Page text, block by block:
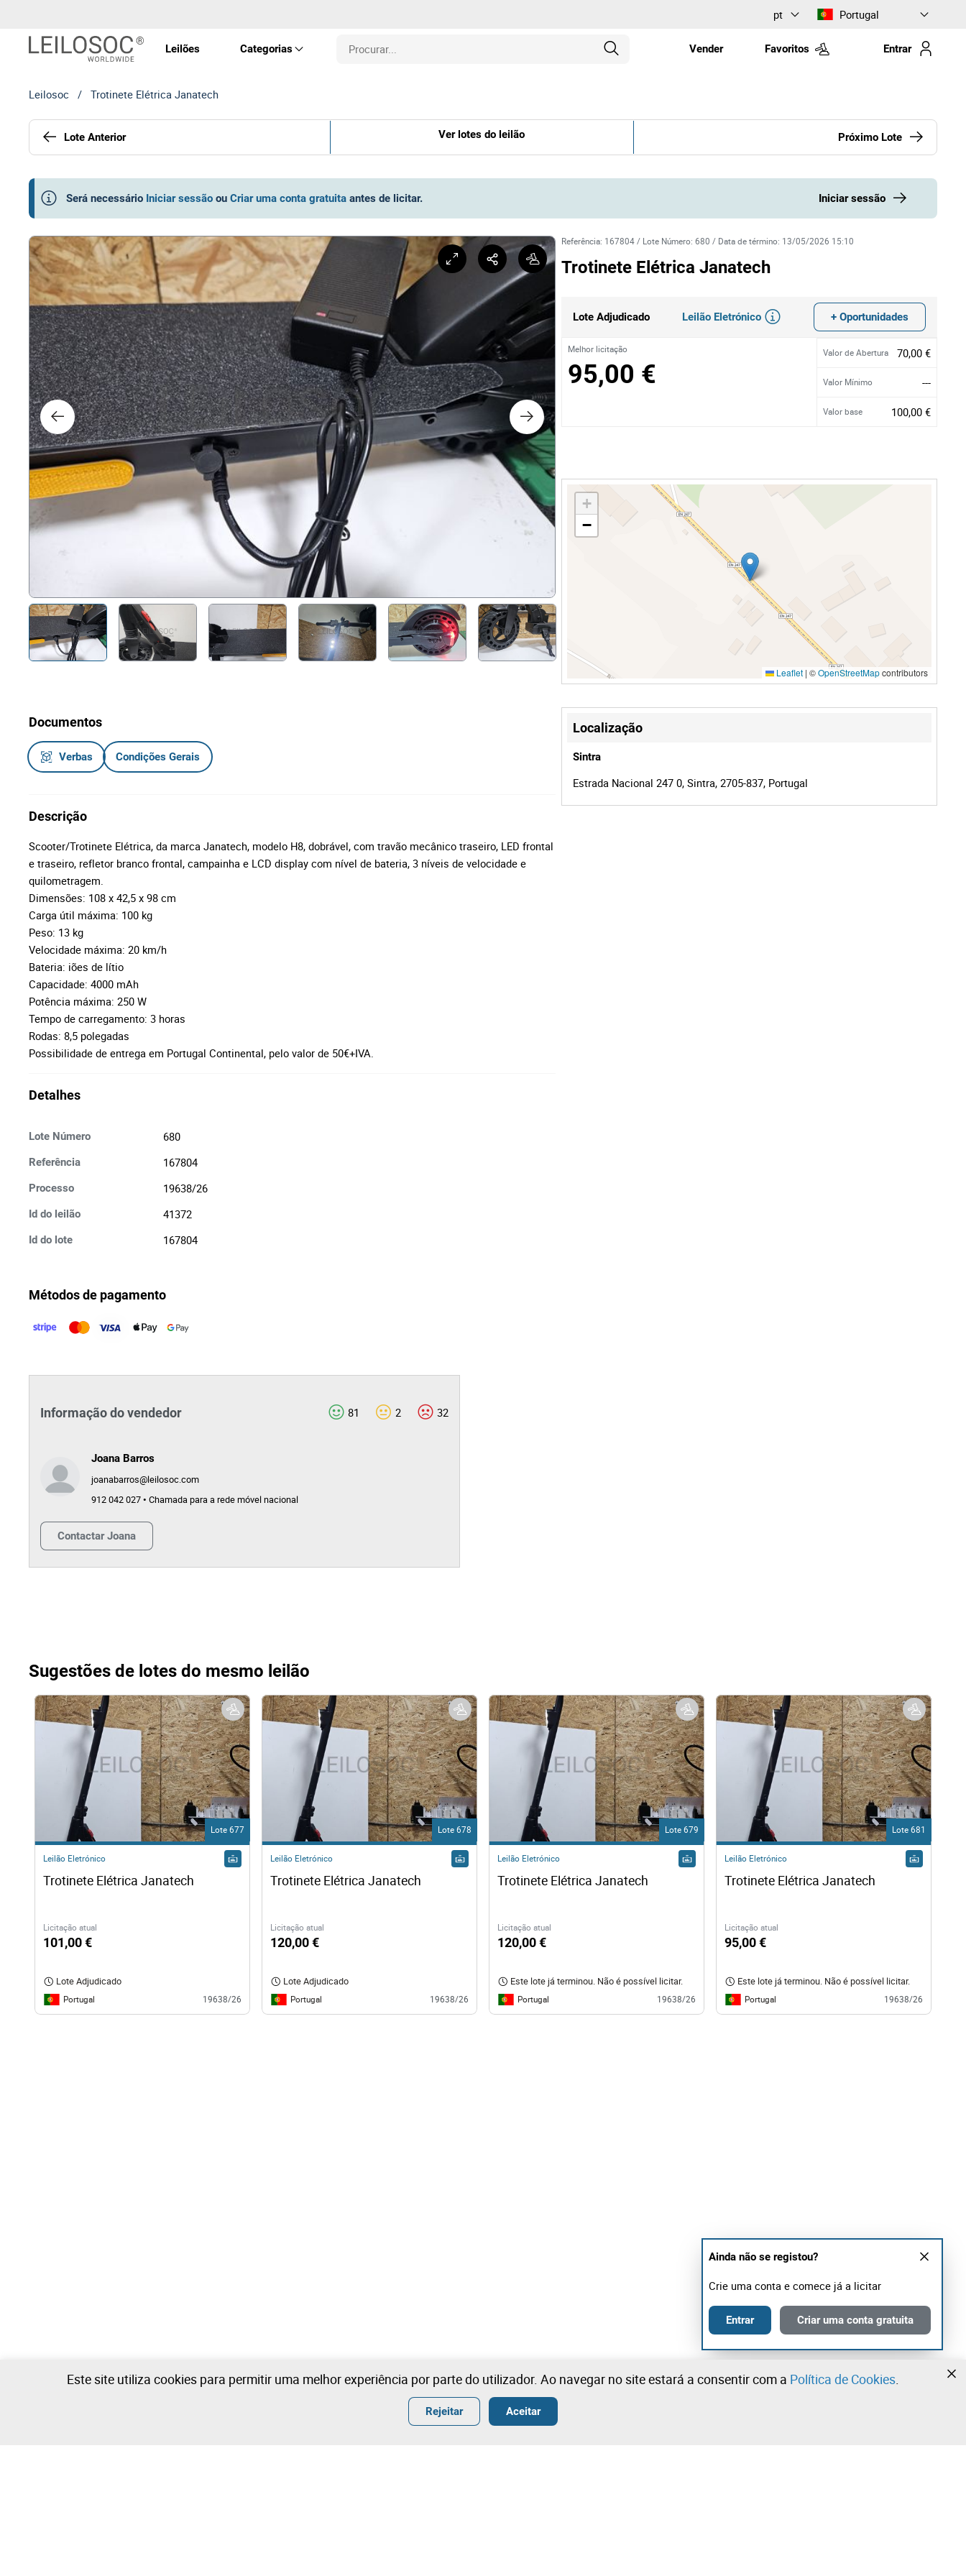
pt Portugal
Leilões Categorias
Maquinaria
Arte e Colecionáveis
Direitos
Tecnologia
Mobiliário e Decoração
Náutica
Outros
Vender Favoritos Entrar
Leilosoc / Trotinete Elétrica Janatech
Lote Anterior Ver lotes do leilão Próximo Lote
Será necessário Iniciar sessão ou Criar uma conta gratuita antes de licitar. Iniciar sessão
Documentos
Verbas Condições Gerais
Descrição
Scooter/Trotinete Elétrica, da marca Janatech, modelo H8, dobrável, com travão mecânico traseiro, LED frontal
e traseiro, refletor branco frontal, campainha e LCD display com nível de bateria, 3 níveis de velocidade e
quilometragem.
Dimensões: 108 x 42,5 x 98 cm
Carga útil máxima: 100 kg
Peso: 13 kg
Velocidade máxima: 20 km/h
Bateria: iões de lítio
Capacidade: 4000 mAh
Potência máxima: 250 W
Tempo de carregamento: 3 horas
Rodas: 8,5 polegadas
Possibilidade de entrega em Portugal Continental, pelo valor de 50€+IVA.
Detalhes
Lote Número 680
Referência 167804
Processo 19638/26
Id do leilão 41372
Id do lote 167804
Referência: 167804 / Lote Número:680 / Data de término: 13/05/2026 15:10
Trotinete Elétrica Janatech
Lote Adjudicado Leilão Eletrónico + Oportunidades
Melhor licitação
95,00 €
Valor de Abertura 70,00 €
Valor Mínimo ---
Valor base 100,00 €
+
−
Leaflet | ©OpenStreetMapcontributors
Localização
Sintra
Estrada Nacional 247 0, Sintra, 2705-837, Portugal
Métodos de pagamento
Informação do vendedor 81 2 32
Joana Barros
joanabarros@leilosoc.com
912 042 027 • Chamada para a rede móvel nacional
Contactar Joana
Sugestões de lotes do mesmo leilão
Lote 677
Leilão Eletrónico
Trotinete Elétrica Janatech
Licitação atual
101,00 €
Lote Adjudicado
Portugal 19638/26
Lote 678
Leilão Eletrónico
Trotinete Elétrica Janatech
Licitação atual
120,00 €
Lote Adjudicado
Portugal 19638/26
Lote 679
Leilão Eletrónico
Trotinete Elétrica Janatech
Licitação atual
120,00 €
Este lote já terminou. Não é possível licitar.
Portugal 19638/26
Lote 681
Leilão Eletrónico
Trotinete Elétrica Janatech
Licitação atual
95,00 €
Este lote já terminou. Não é possível licitar.
Portugal 19638/26
Ainda não se registou?
Crie uma conta e comece já a licitar
Entrar Criar uma conta gratuita
Este site utiliza cookies para permitir uma melhor experiência por parte do utilizador. Ao navegar no site estará a consentir com a Política de Cookies.
Rejeitar Aceitar